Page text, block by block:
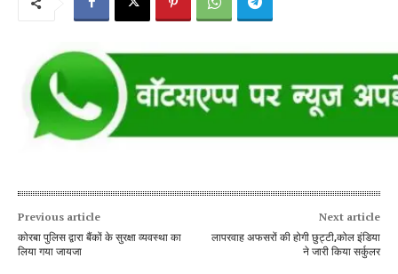
Previous article
कोरबा पुलिस द्वारा बैंकों के सुरक्षा व्यवस्था का
लिया गया जायजा
Next article
लापरवाह अफसरों की होगी छुट्टी,कोल इंडिया
ने जारी किया सर्कुलर